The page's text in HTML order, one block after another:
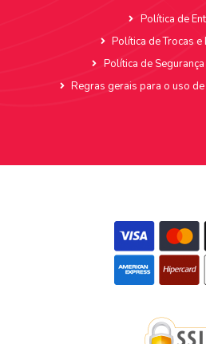
Política de
Política de Trocas
Política de
Regras gerais para o uso